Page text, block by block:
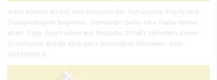
Jetzt kannst du mit dem Bemalen der Terracotta-Töpfe und
Styroporkugeln beginnen. Verwende dafür eine Farbe deiner
Wahl. Tipp: Acrylfarben mit Metallic-Effekt verleihen deiner
Osterhasen-Bande eine ganz besondere Schimmer- bzw.
Glitzeroptik.